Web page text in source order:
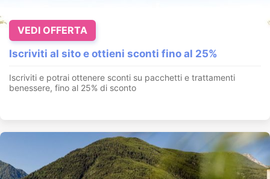
Iscriviti al sito e ottieni sconti fino al 25%
Iscriviti e potrai ottenere sconti su pacchetti e trattamenti
benessere, fino al 25% di sconto
VEDI OFFERTA